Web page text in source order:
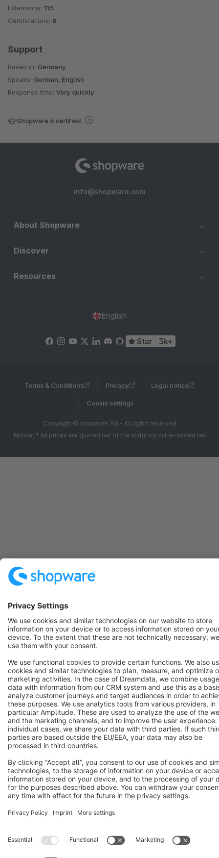
Extensions: 115
Certifications: 8
Support
Based in: Germany
Speaks: German, English
Response time: Very quickly
Shopware 6 certified
info@shopware.com
About Shopware
Discover
Resources
English
Star 3k+
Terms & Conditions Privacy Legal notice
Cookie settings
Copyright © shopware AG - All rights reserved
Notice: * All prices are quoted net of the statutory value-added tax